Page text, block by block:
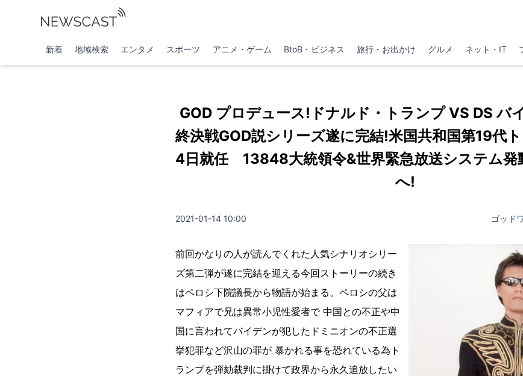
新着 地域検索 エンタメ スポーツ アニメ・ゲーム BtoB・ビジネス 旅行・お出かけ グルメ ネット・IT
GOD プロデュース!ドナルド・トランプ VS DS バ
終決戦GOD説シリーズ遂に完結!米国共和国第19代
4日就任 13848大統領令&世界緊急放送システム発
へ!
2021-01-14 10:00 ゴッド
前回かなりの人が読んでくれた人気シナリオシリー
ズ第二弾が遂に完結を迎える今回ストーリーの続き
はペロシ下院議長から物語が始まる。ペロシの父は
マフィアで兄は異常小児性愛者で 中国との不正や中
国に言われてバイデンが犯したドミニオンの不正選
挙犯罪など沢山の罪が 暴かれる事を恐れている為ト
ランプを弾劾裁判に掛けて政界から永久追放したい